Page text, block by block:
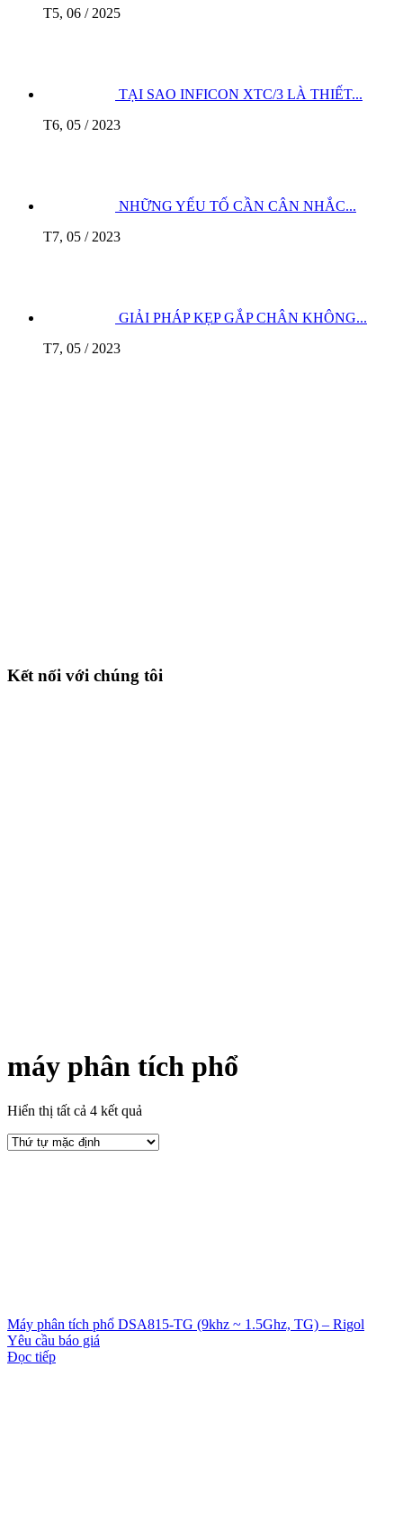
T5, 06 / 2025
TẠI SAO INFICON XTC/3 LÀ THIẾT...
T6, 05 / 2023
NHỮNG YẾU TỐ CẦN CÂN NHẮC...
T7, 05 / 2023
GIẢI PHÁP KẸP GẮP CHÂN KHÔNG...
T7, 05 / 2023
Kết nối với chúng tôi
máy phân tích phổ
Hiển thị tất cả 4 kết quả
Máy phân tích phổ DSA815-TG (9khz ~ 1.5Ghz, TG) – Rigol
Yêu cầu báo giá
Đọc tiếp